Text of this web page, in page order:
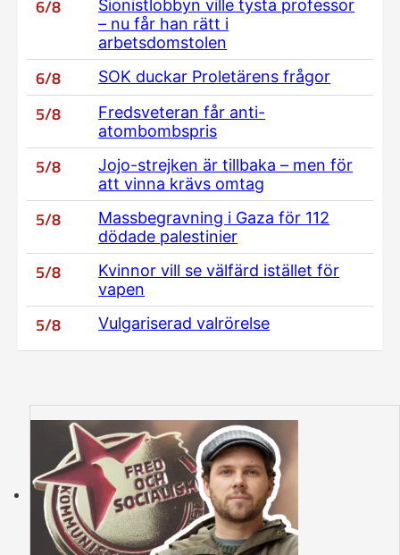
6/8
Sionistlobbyn ville tysta professor
– nu får han rätt i
arbetsdomstolen
6/8 SOK duckar Proletärens frågor
5/8
Fredsveteran får anti-
atombombspris
5/8
Jojo-strejken är tillbaka – men för
att vinna krävs omtag
5/8
Massbegravning i Gaza för 112
dödade palestinier
5/8
Kvinnor vill se välfärd istället för
vapen
5/8 Vulgariserad valrörelse